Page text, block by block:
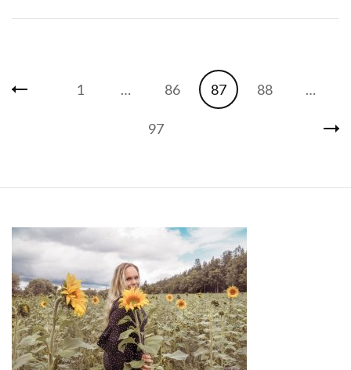
Artikkelien
Sivu
1 … Sivu
86 Sivu
87 Sivu
88 …
Sivu
97